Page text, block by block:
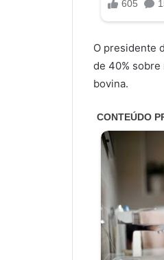
O presidente
de 40%
bovina.